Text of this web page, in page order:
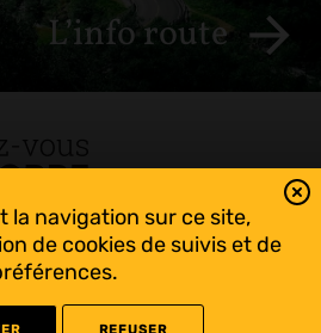
la navigation sur ce site,
de cookies de suivis et de
L’info route
sur l’Andorre!